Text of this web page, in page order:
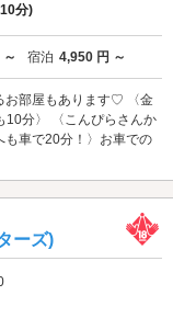
分)
宿泊 4,950 円 ～
お部屋もあります♡ 〈金
10分〉 〈こんぴらさんか
も車で20分！〉お車での
ーズ)
のうち4